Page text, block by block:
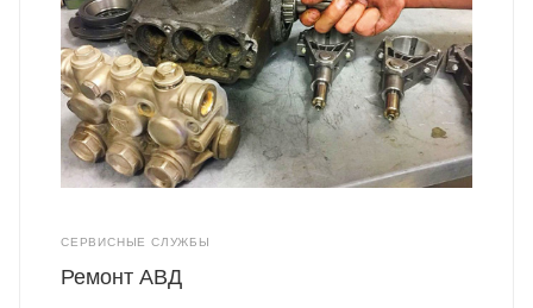
СЕРВИСНЫЕ СЛУЖБЫ
Ремонт АВД